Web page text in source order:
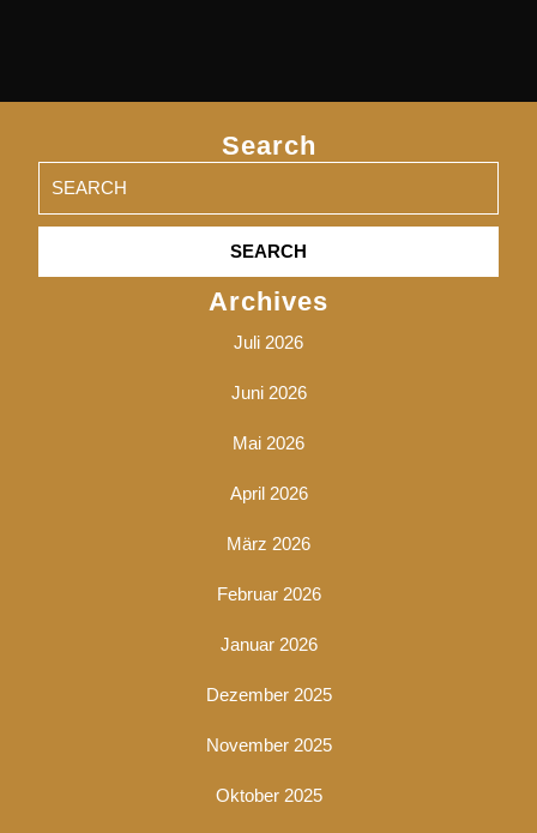
Search
for:
Archives
Juli 2026
Juni 2026
Mai 2026
April 2026
März 2026
Februar 2026
Januar 2026
Dezember 2025
November 2025
Oktober 2025